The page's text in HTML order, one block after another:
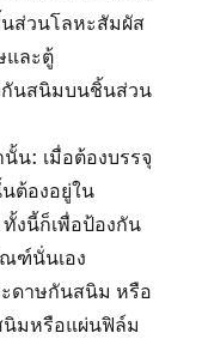
ส่วนโลหะสัมผัส
และตู้
กันสนิมบนชิ้นส่วน
น: เมื่อต้องบรรจุ
ต้องอยู่ใน
งนี้ก็เพื่อป้องกัน
ฑ์นั่นเอง
ดาษกันสนิม หรือ
มหรือแผ่นฟิล์ม